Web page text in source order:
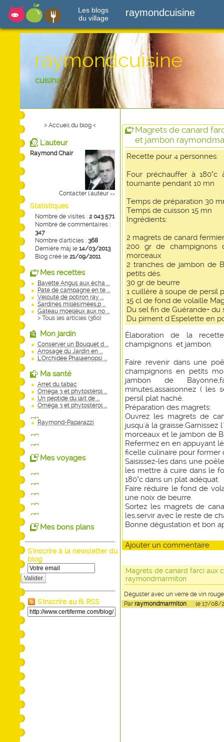
Les blogs
du village
raymondcuisine
raymondcuisine
cuisina
> Accueil du blog <
L'auteur
Raymond Chair
Contacter l'auteur >>
Statistiques
Nombre de visites : 2 043 571
Nombre de commentaires :
347
Nombre d'articles : 368
Dernière màj le 14/03/2013
Blog créé le 21/09/2011
Mes recettes
Bavette Angus aux écha ...
Paté de campagne en te ...
Velouté de potiron ray ...
Sardines millésimées,p ...
Gateau moelleux aux no ...
> Tous les articles (360)
Mon jardin
Conserver un Bouquet d ...
Arrosage du Jardin en ...
L'Orchidée Phalaenopsi ...
Ma santé
Arret du tabac
Oméga 3 et phytostérol ...
Un peptide du lait de ...
Oméga 3 et phytostérol ...
Raymond-Paparazzi
Mes voyages
Mes bons plans
S'inscrire à la newsletter du
blog
Valider
S'inscrire au fil RSS
Magrets de canard
et jambon
Recette pour 4 personnes:
Four préchauffer à 180°c
tournante pendant 10 mn
Temps de préparation 30
Temps de cuisson 15 mn
Ingrédients:
2 magrets de canard fermier
200 gr de champignons
morceaux
2 tranches de jambon de
petits dés.
30 gr de beurre
1 cuillère à soupe de persil
15 cl de fond de volaille
Du sel fin de Guérande+
Du piment d'Espelette en
Élaboration de la
champignons et jambon.
Faire revenir dans une
champignons en petits
jambon de
minutes,assaisonnez (
persil plat haché.
Préparation des magrets:
Ouvrez les magrets de
jusqu'à la
morceaux et le jambon de
Refermez en en appuyant
ficelle culinaire pour former
Saisissez-les dans une
les mettre à cuire dans le
180°c dans un plat adéquat.
Faire réduire le fond de
une noix de beurre.
Sortez les magrets de
les,servir avec le reste de
Bonne dégustation et bon
Ajouter un commentaire
Magrets de canard farci aux
raymondmarmiton
Déguster avec un verre de vin
Par raymondmarmitonle 17/08/